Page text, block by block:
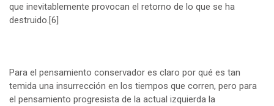
que inevitablemente provocan el retorno de lo que se ha
destruido.[6]
Para el pensamiento conservador es claro por qué es tan
temida una insurrección en los tiempos que corren, pero para
el pensamiento progresista de la actual izquierda la